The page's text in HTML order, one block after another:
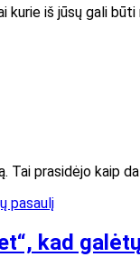
kurie iš jūsų gali
Tai prasidėjo kaip
kad